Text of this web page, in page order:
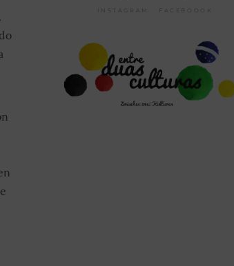
INSTAGRAM FACEBOOOK